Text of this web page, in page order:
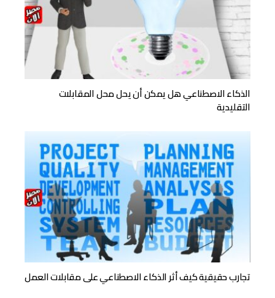
الذكاء الاصطناعي هل يمكن أن يحل محل المقابلات
التقليدية
تجارب حقيقية كيف أثر الذكاء الاصطناعي على مقابلات العمل